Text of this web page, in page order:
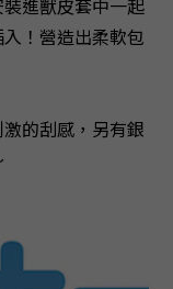
！ 營造出柔軟包
的刮感， 另有銀